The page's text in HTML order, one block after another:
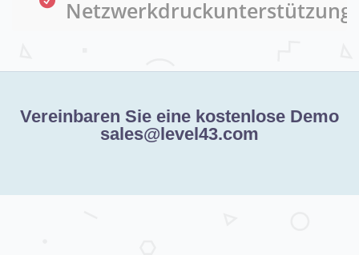
Netzwerkdruckunterstützung.
Vereinbaren Sie eine kostenlose Demo
sales@level43.com